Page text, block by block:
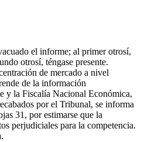
el informe; al primer otrosí,
otrosí, téngase presente.
de mercado a nivel
de la información
y la Fiscalía Nacional Económica,
por el Tribunal, se informa
31, por estimarse que la
perjudiciales para la competencia.